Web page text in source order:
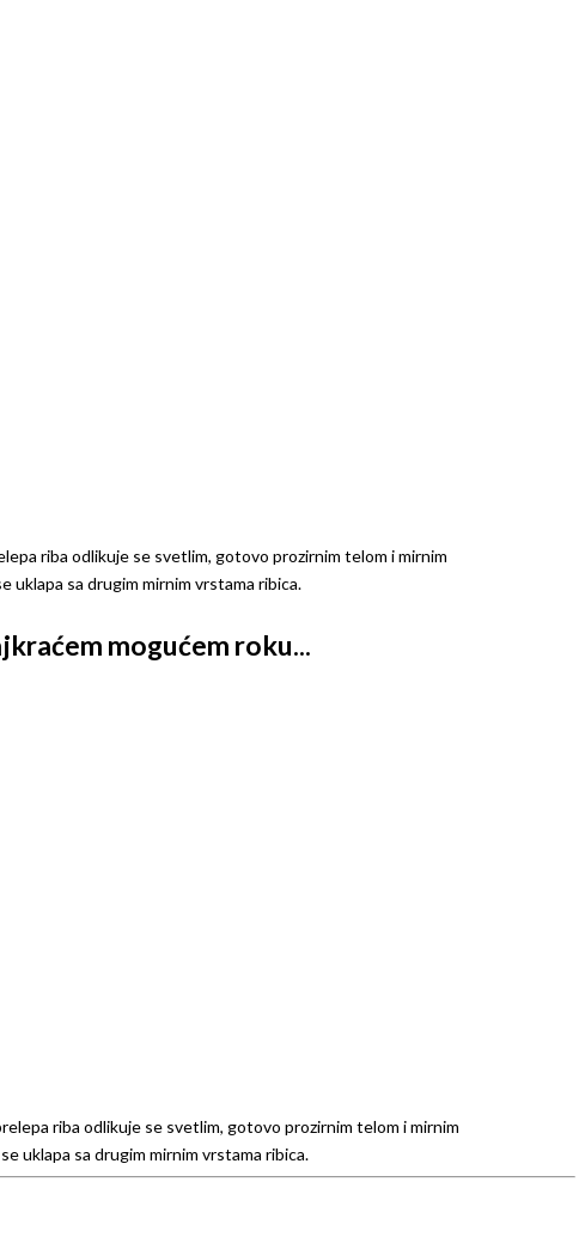
riba odlikuje se svetlim, gotovo prozirnim telom i mirnim
uklapa sa drugim mirnim vrstama ribica.
mogućem roku...
riba odlikuje se svetlim, gotovo prozirnim telom i mirnim
uklapa sa drugim mirnim vrstama ribica.